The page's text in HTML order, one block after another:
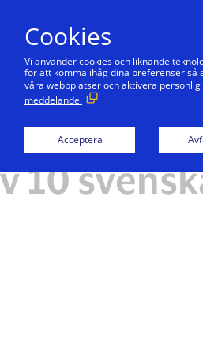
10
Cookies
Vi använder cookies och liknande
för att komma ihåg dina preferenser så
våra webbplatser och aktivera
meddelande.
Acceptera